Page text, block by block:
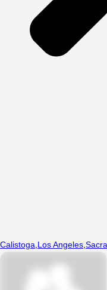
Calistoga,Los Angeles,